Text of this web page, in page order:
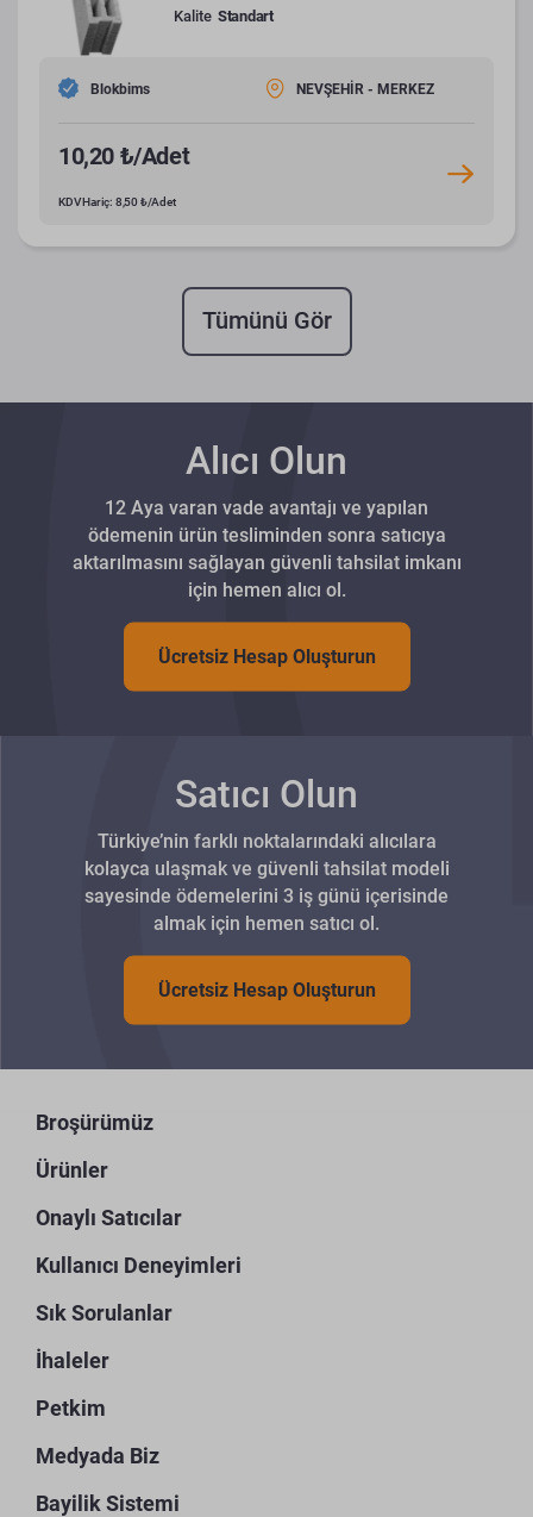
Kalite Standart
Blokbims NEVŞEHİR - MERKEZ
10,20 ₺/Adet
KDV Hariç: 8,50 ₺/Adet
Tümünü Gör
Alıcı Olun
12 Aya varan vade avantajı ve yapılan
ödemenin ürün tesliminden sonra satıcıya
aktarılmasını sağlayan güvenli tahsilat imkanı
için hemen alıcı ol.
Ücretsiz Hesap Oluşturun
Satıcı Olun
Türkiye’nin farklı noktalarındaki alıcılara
kolayca ulaşmak ve güvenli tahsilat modeli
sayesinde ödemelerini 3 iş günü içerisinde
almak için hemen satıcı ol.
Ücretsiz Hesap Oluşturun
Broşürümüz
Ürünler
Onaylı Satıcılar
Kullanıcı Deneyimleri
Sık Sorulanlar
İhaleler
Petkim
Medyada Biz
Bayilik Sistemi